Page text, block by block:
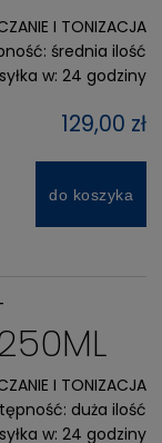
I TONIZACJA
średnia ilość
w: 24 godziny
129,00 zł
do koszyka
I TONIZACJA
duża ilość
w: 24 godziny